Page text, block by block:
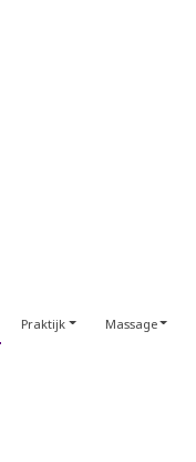
Praktijk Massage